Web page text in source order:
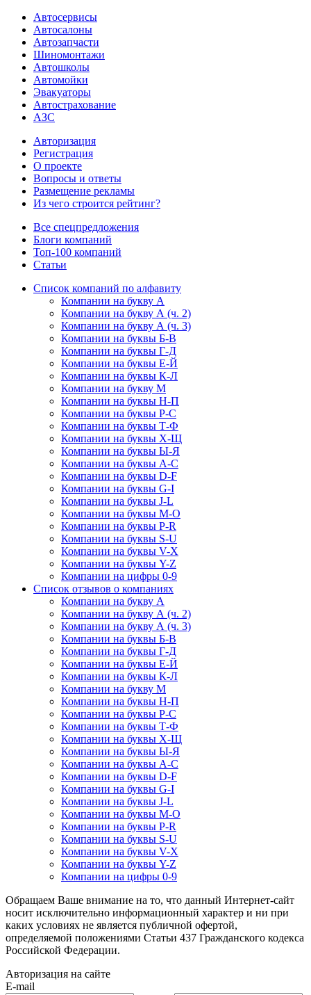
Автосервисы
Автосалоны
Автозапчасти
Шиномонтажи
Автошколы
Автомойки
Эвакуаторы
Автострахование
АЗС
Авторизация
Регистрация
О проекте
Вопросы и ответы
Размещение рекламы
Из чего строится рейтинг?
Все спецпредложения
Блоги компаний
Топ-100 компаний
Статьи
Список компаний по алфавиту
Компании на букву А
Компании на букву А (ч. 2)
Компании на букву А (ч. 3)
Компании на буквы Б-В
Компании на буквы Г-Д
Компании на буквы Е-Й
Компании на буквы К-Л
Компании на букву М
Компании на буквы Н-П
Компании на буквы Р-С
Компании на буквы Т-Ф
Компании на буквы Х-Щ
Компании на буквы Ы-Я
Компании на буквы A-C
Компании на буквы D-F
Компании на буквы G-I
Компании на буквы J-L
Компании на буквы M-O
Компании на буквы P-R
Компании на буквы S-U
Компании на буквы V-X
Компании на буквы Y-Z
Компании на цифры 0-9
Список отзывов о компаниях
Компании на букву А
Компании на букву А (ч. 2)
Компании на букву А (ч. 3)
Компании на буквы Б-В
Компании на буквы Г-Д
Компании на буквы Е-Й
Компании на буквы К-Л
Компании на букву М
Компании на буквы Н-П
Компании на буквы Р-С
Компании на буквы Т-Ф
Компании на буквы Х-Щ
Компании на буквы Ы-Я
Компании на буквы A-C
Компании на буквы D-F
Компании на буквы G-I
Компании на буквы J-L
Компании на буквы M-O
Компании на буквы P-R
Компании на буквы S-U
Компании на буквы V-X
Компании на буквы Y-Z
Компании на цифры 0-9
Обращаем Ваше внимание на то, что данный Интернет-сайт
носит исключительно информационный характер и ни при
каких условиях не является публичной офертой,
определяемой положениями Статьи 437 Гражданского кодекса
Российской Федерации.
Авторизация на сайте
E-mail